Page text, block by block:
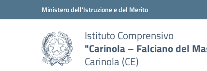
Vai ai contenuti
Vai al menu di navigazioneMinistero dell'Istruzione e del Merito
Istituto Comprensivo
"Carinola – Falciano del
Carinola (CE)